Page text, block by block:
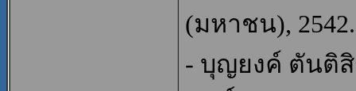
(มหาชน), 2542.
- บุญยงค์ ตันติ